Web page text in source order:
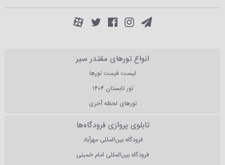
انواع تورهای مقتدر سیر
لیست قیمت تورها
تور تابستان ۱۴۰۴
تورهای لحظه آخری
تابلوی پروازی فرودگاه‌ها
فرودگاه بین‌المللی مهرآباد
فرودگاه بین‌المللی امام خمینی